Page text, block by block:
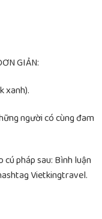
GIẢN:
xanh).
người có cùng đam
pháp sau: Bình luận
Vietkingtravel.